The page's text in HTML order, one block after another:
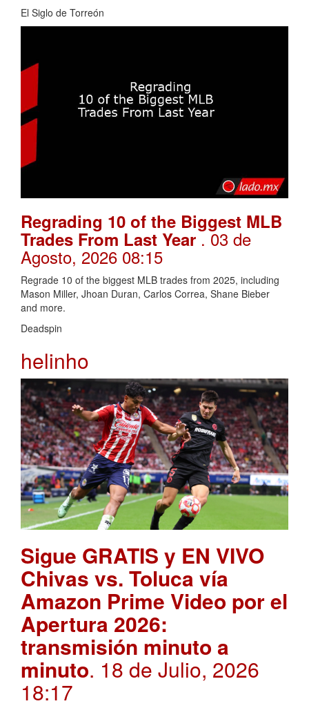
El Siglo de Torreón
Regrading 10 of the Biggest MLB
Trades From Last Year. 03 de
Agosto, 2026 08:15
Regrade 10 of the biggest MLB trades from 2025, including
Mason Miller, Jhoan Duran, Carlos Correa, Shane Bieber
and more.
Deadspin
helinho
Sigue GRATIS y EN VIVO
Chivas vs. Toluca vía
Amazon Prime Video por el
Apertura 2026:
transmisión minuto a
minuto. 18 de Julio, 2026
18:17